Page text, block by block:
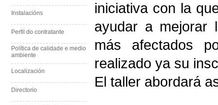
Instalacións
Perfil do contratante
Política de calidade e medio
ambiente
Localización
Directorio
iniciativa con la
ayudar a mejorar
más afectados
realizado ya su
El taller abordará